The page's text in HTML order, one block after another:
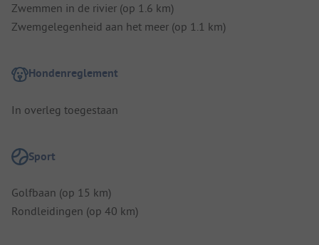
Zwemmen in de rivier (op 1.6 km)
Zwemgelegenheid aan het meer (op 1.1 km)
Hondenreglement
In overleg toegestaan
Sport
Golfbaan (op 15 km)
Rondleidingen (op 40 km)